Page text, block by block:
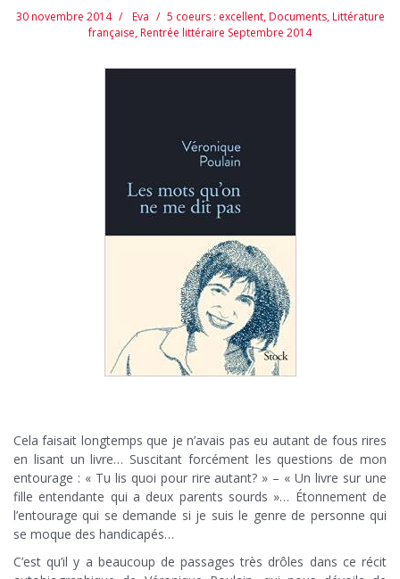
30 novembre 2014 Eva 5 coeurs : excellent,Documents,Littérature
française,Rentrée littéraire Septembre 2014
Cela faisait longtemps que je n’avais pas eu autant de fous rires
en lisant un livre… Suscitant forcément les questions de mon
entourage : « Tu lis quoi pour rire autant? » – « Un livre sur une
fille entendante qui a deux parents sourds »… Étonnement de
l’entourage qui se demande si je suis le genre de personne qui
se moque des handicapés…
C’est qu’il y a beaucoup de passages très drôles dans ce récit